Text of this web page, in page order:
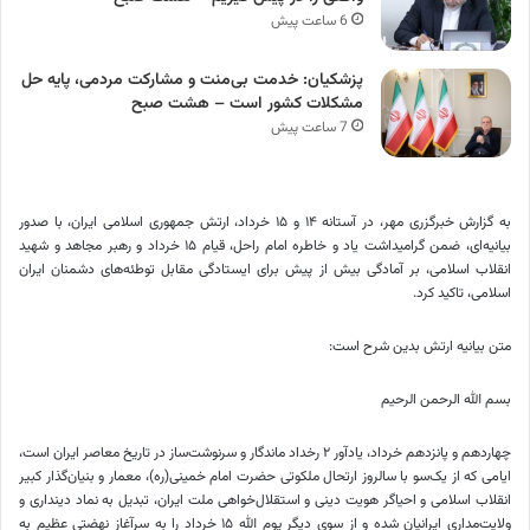
6 ساعت پیش
پزشکیان: خدمت بی‌منت و مشارکت مردمی، پایه حل
مشکلات کشور است – هشت صبح
7 ساعت پیش
به گزارش خبرگزری مهر، در آستانه ۱۴ و ۱۵ خرداد، ارتش جمهوری اسلامی ایران، با صدور
بیانیه‌ای، ضمن گرامیداشت یاد و خاطره امام راحل، قیام ۱۵ خرداد و رهبر مجاهد و شهید
انقلاب اسلامی، بر آمادگی بیش از پیش برای ایستادگی مقابل توطئه‌های دشمنان ایران
اسلامی، تاکید کرد.
متن بیانیه ارتش بدین شرح است:
بسم الله الرحمن الرحیم
چهاردهم و پانزدهم خرداد، یادآور ۲ رخداد ماندگار و سرنوشت‌ساز در تاریخ معاصر ایران است،
ایامی که از یک‌سو با سالروز ارتحال ملکوتی حضرت امام خمینی(ره)، معمار و بنیان‌گذار کبیر
انقلاب اسلامی و احیاگر هویت دینی و استقلال‌خواهی ملت ایران، تبدیل به نماد دینداری و
ولایت‌مداری ایرانیان شده و از سوی دیگر یوم الله ۱۵ خرداد را به سرآغاز نهضتی عظیم به